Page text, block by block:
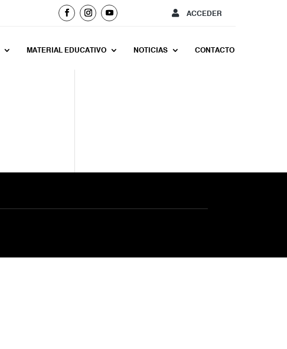
ACCEDER
MATERIAL EDUCATIVO NOTICIAS CONTACTO